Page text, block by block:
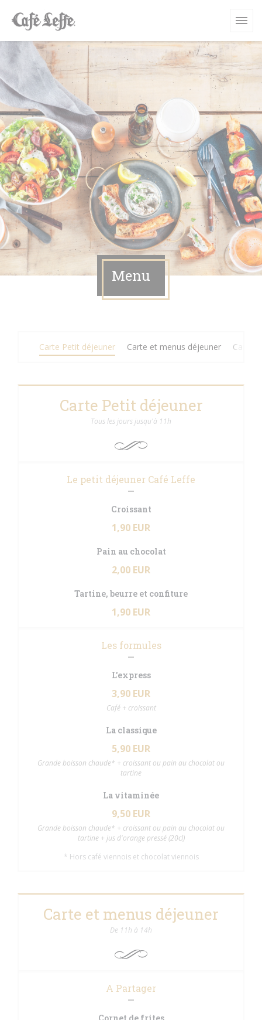
Menu
Carte Petit déjeuner Carte et menus déjeuner Carte
Carte Petit déjeuner
Tous les jours jusqu'à 11h
Le petit déjeuner Café Leffe
Croissant
1,90 EUR
Pain au chocolat
2,00 EUR
Tartine, beurre et confiture
1,90 EUR
Les formules
L'express
3,90 EUR
Café + croissant
La classique
5,90 EUR
Grande boisson chaude* + croissant ou pain au chocolat ou
tartine
La vitaminée
9,50 EUR
Grande boisson chaude* + croissant ou pain au chocolat ou
tartine + jus d'orange pressé (20cl)
* Hors café viennois et chocolat viennois
Carte et menus déjeuner
De 11h à 14h
A Partager